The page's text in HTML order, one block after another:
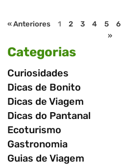
« Anteriores 1 2 3 4 5 6
»
Categorias
Curiosidades
Dicas de Bonito
Dicas de Viagem
Dicas do Pantanal
Ecoturismo
Gastronomia
Guias de Viagem